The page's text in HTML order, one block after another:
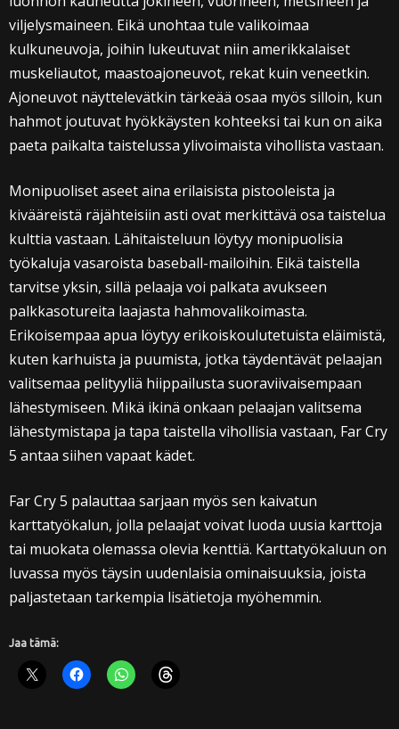
viljelysmaineen. Eikä unohtaa tule valikoimaa
kulkuneuvoja, joihin lukeutuvat niin amerikkalaiset
muskeliautot, maastoajoneuvot, rekat kuin veneetkin.
Ajoneuvot näyttelevätkin tärkeää osaa myös silloin, kun
hahmot joutuvat hyökkäysten kohteeksi tai kun on aika
paeta paikalta taistelussa ylivoimaista vihollista vastaan.
Monipuoliset aseet aina erilaisista pistooleista ja
kivääreistä räjähteisiin asti ovat merkittävä osa taistelua
kulttia vastaan. Lähitaisteluun löytyy monipuolisia
työkaluja vasaroista baseball-mailoihin. Eikä taistella
tarvitse yksin, sillä pelaaja voi palkata avukseen
palkkasotureita laajasta hahmovalikoimasta.
Erikoisempaa apua löytyy erikoiskoulutetuista eläimistä,
kuten karhuista ja puumista, jotka täydentävät pelaajan
valitsemaa pelityyliä hiippailusta suoraviivaisempaan
lähestymiseen. Mikä ikinä onkaan pelaajan valitsema
lähestymistapa ja tapa taistella vihollisia vastaan, Far Cry
5 antaa siihen vapaat kädet.
Far Cry 5 palauttaa sarjaan myös sen kaivatun
karttatyökalun, jolla pelaajat voivat luoda uusia karttoja
tai muokata olemassa olevia kenttiä. Karttatyökaluun on
luvassa myös täysin uudenlaisia ominaisuuksia, joista
paljastetaan tarkempia lisätietoja myöhemmin.
Jaa tämä: